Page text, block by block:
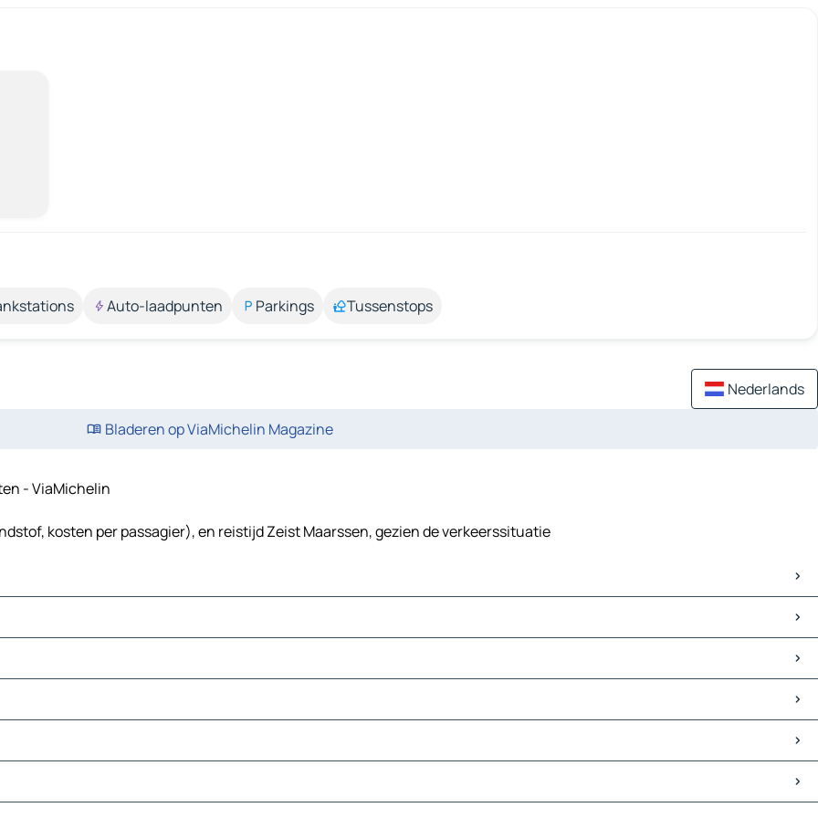
Auto-laadpunten Parkings Tussenstops
Nederlands
Bladeren op ViaMichelin Magazine
- ViaMichelin
kosten per passagier), en reistijd Zeist Maarssen, gezien de verkeerssituatie